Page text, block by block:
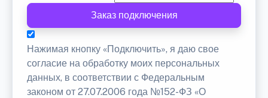
Заказ подключения
Нажимая кнопку «Подключить», я даю свое
согласие на обработку моих персональных
данных, в соответствии с Федеральным
законом от 27.07.2006 года №152-ФЗ «О